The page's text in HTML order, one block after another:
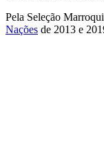
Pela Seleção
Nações de 2013 e